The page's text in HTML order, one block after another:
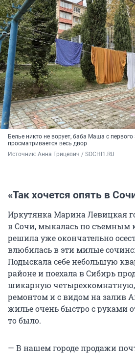
Белье никто не ворует, баба Маша с первого
просматривается весь двор
Источник: Анна Грицевич / SOCHI1.RU
«Так хочется опять в
Иркутянка Марина Левицкая
в Сочи, мыкалась по съемным
решила уже окончательно
влюбилась в эти милые
Подыскала себе небольшую
районе и поехала в Сибирь
шикарную
ремонтом и с видом на залив
жилье очень быстро с руками
то было.
— В нашем городе продажи